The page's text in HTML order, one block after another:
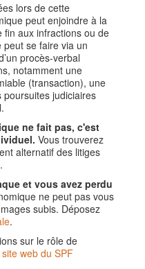
lors de cette
peut enjoindre à la
aux infractions ou de
peut se faire via un
procès-verbal
notamment une
(transaction), une
judiciaires
ne fait pas, c'est
Vous trouverez
alternatif des litiges
.
et vous avez perdu
ne peut pas vous
subis. Déposez
.
sur le rôle de
site web du SPF